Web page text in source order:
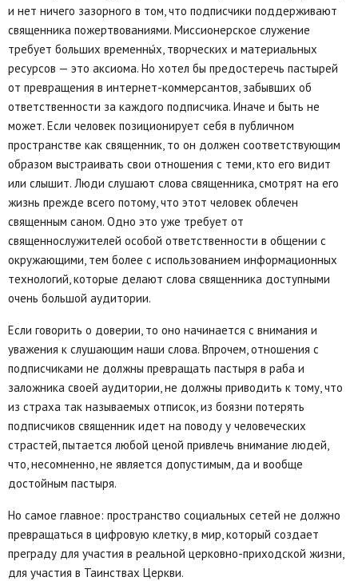
и нет ничего зазорного в том, что подписчики поддерживают
священника пожертвованиями. Миссионерское служение
требует больших временны́х, творческих и материальных
ресурсов — это аксиома. Но хотел бы предостеречь пастырей
от превращения в интернет-коммерсантов, забывших об
ответственности за каждого подписчика. Иначе и быть не
может. Если человек позиционирует себя в публичном
пространстве как священник, то он должен соответствующим
образом выстраивать свои отношения с теми, кто его видит
или слышит. Люди слушают слова священника, смотрят на его
жизнь прежде всего потому, что этот человек облечен
священным саном. Одно это уже требует от
священнослужителей особой ответственности в общении с
окружающими, тем более с использованием информационных
технологий, которые делают слова священника доступными
очень большой аудитории.
Если говорить о доверии, то оно начинается с внимания и
уважения к слушающим наши слова. Впрочем, отношения с
подписчиками не должны превращать пастыря в раба и
заложника своей аудитории, не должны приводить к тому, что
из страха так называемых отписок, из боязни потерять
подписчиков священник идет на поводу у человеческих
страстей, пытается любой ценой привлечь внимание людей,
что, несомненно, не является допустимым, да и вообще
достойным пастыря.
Но самое главное: пространство социальных сетей не должно
превращаться в цифровую клетку, в мир, который создает
преграду для участия в реальной церковно-приходской жизни,
для участия в Таинствах Церкви.